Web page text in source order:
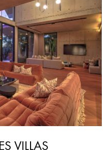
VILLAS